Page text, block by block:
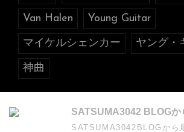
Van Halen Young Guitar
マイケルシェンカー ヤング・
神曲
SATSUMA3042BLOGから